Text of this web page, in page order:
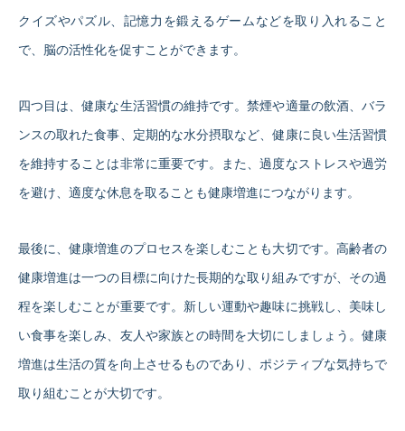
クイズやパズル、記憶力を鍛えるゲームなどを取り入れること
で、脳の活性化を促すことができます。
四つ目は、健康な生活習慣の維持です。禁煙や適量の飲酒、バラ
ンスの取れた食事、定期的な水分摂取など、健康に良い生活習慣
を維持することは非常に重要です。また、過度なストレスや過労
を避け、適度な休息を取ることも健康増進につながります。
最後に、健康増進のプロセスを楽しむことも大切です。高齢者の
健康増進は一つの目標に向けた長期的な取り組みですが、その過
程を楽しむことが重要です。新しい運動や趣味に挑戦し、美味し
い食事を楽しみ、友人や家族との時間を大切にしましょう。健康
増進は生活の質を向上させるものであり、ポジティブな気持ちで
取り組むことが大切です。